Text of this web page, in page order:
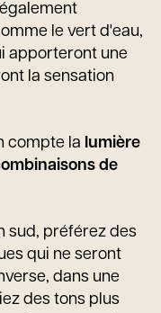
le vert d'eau,
apporteront une
la sensation
compte la lumière
de
sud, préférez des
qui ne seront
dans une
des tons plus